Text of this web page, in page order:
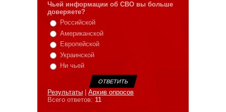
Чьей информации об СВО вы больше
доверяете?
Российской
Американской
Европейской
Украинской
Ни чьей
Результаты
Архив опросов
Всего ответов: 11